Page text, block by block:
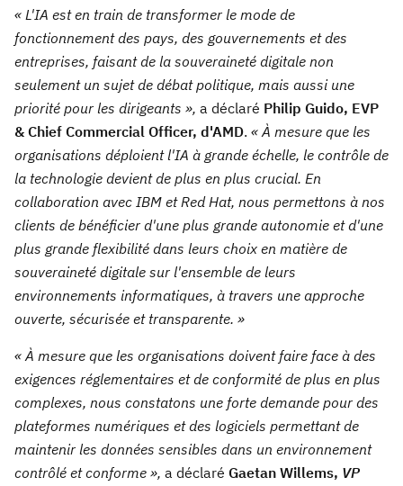
« L'IA est en train de transformer le mode de
fonctionnement des pays, des gouvernements et des
entreprises, faisant de la souveraineté digitale non
seulement un sujet de débat politique, mais aussi une
priorité pour les dirigeants », a déclaré Philip Guido, EVP
& Chief Commercial Officer, d'AMD. « À mesure que les
organisations déploient l'IA à grande échelle, le contrôle de
la technologie devient de plus en plus crucial. En
collaboration avec IBM et Red Hat, nous permettons à nos
clients de bénéficier d'une plus grande autonomie et d'une
plus grande flexibilité dans leurs choix en matière de
souveraineté digitale sur l'ensemble de leurs
environnements informatiques, à travers une approche
ouverte, sécurisée et transparente. »
« À mesure que les organisations doivent faire face à des
exigences réglementaires et de conformité de plus en plus
complexes, nous constatons une forte demande pour des
plateformes numériques et des logiciels permettant de
maintenir les données sensibles dans un environnement
contrôlé et conforme », a déclaré Gaetan Willems, VP